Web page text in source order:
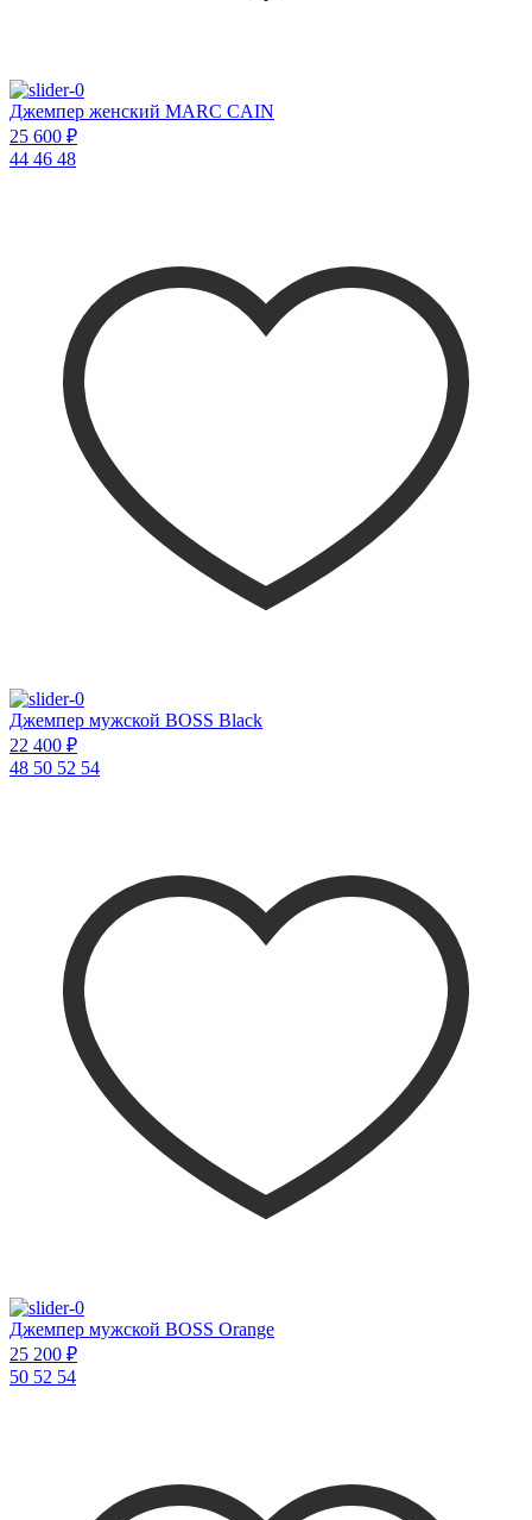
Джемпер женский MARC CAIN
25 600 ₽
44 46 48
Джемпер мужской BOSS Black
22 400 ₽
48 50 52 54
Джемпер мужской BOSS Orange
25 200 ₽
50 52 54